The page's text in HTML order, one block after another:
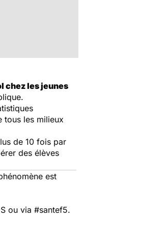
chez les jeunes
tous les milieux
de 10 fois par
des élèves
est
ou via #santef5.